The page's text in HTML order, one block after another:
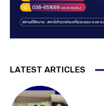
LATEST ARTICLES